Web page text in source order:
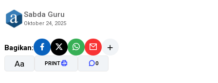
Sabda Guru
Oktober 24, 2025
Bagikan:
Aa PRINT 0